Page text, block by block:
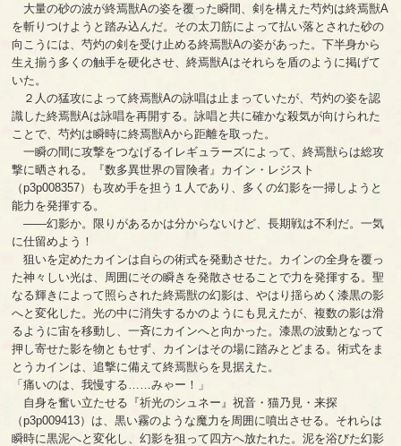
大量の砂の波が終焉獣Aの姿を覆った瞬間、剣を構えた芍灼は終焉獣A
を斬りつけようと踏み込んだ。その太刀筋によって払い落とされた砂の
向こうには、芍灼の剣を受け止める終焉獣Aの姿があった。下半身から
生え揃う多くの触手を硬化させ、終焉獣Aはそれらを盾のように掲げて
いた。
２人の猛攻によって終焉獣Aの詠唱は止まっていたが、芍灼の姿を認
識した終焉獣Aは詠唱を再開する。詠唱と共に確かな殺気が向けられた
ことで、芍灼は瞬時に終焉獣Aから距離を取った。
一瞬の間に攻撃をつなげるイレギュラーズによって、終焉獣らは総攻
撃に晒される。『数多異世界の冒険者』カイン・レジスト
（p3p008357）も攻め手を担う１人であり、多くの幻影を一掃しようと
能力を発揮する。
――幻影か。限りがあるかは分からないけど、長期戦は不利だ。一気
に仕留めよう！
狙いを定めたカインは自らの術式を発動させた。カインの全身を覆っ
た神々しい光は、周囲にその瞬きを発散させることで力を発揮する。聖
なる輝きによって照らされた終焉獣の幻影は、やはり揺らめく漆黒の影
へと変化した。光の中に消失するかのようにも見えたが、複数の影は滑
るように宙を移動し、一斉にカインへと向かった。漆黒の波動となって
押し寄せた影を物ともせず、カインはその場に踏みとどまる。術式をま
とうカインは、追撃に備えて終焉獣らを見据えた。
「痛いのは、我慢する……みゃー！」
自身を奮い立たせる『祈光のシュネー』祝音・猫乃見・来探
（p3p009413）は、黒い霧のような魔力を周囲に噴出させる。それらは
瞬時に黒泥へと変化し、幻影を狙って四方へ放たれた。泥を浴びた幻影